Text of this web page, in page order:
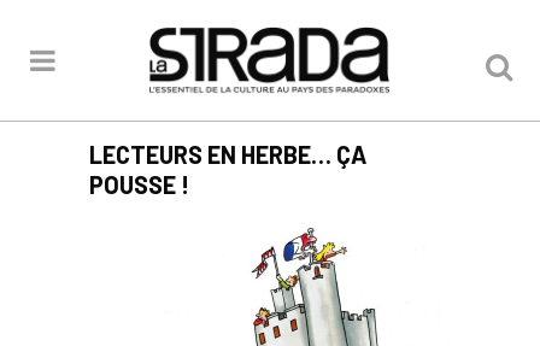
LECTEURS EN HERBE… ÇA
POUSSE !